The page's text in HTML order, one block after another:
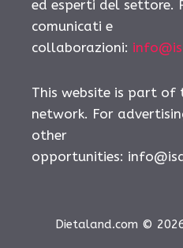
ed esperti del settore.
comunicati e
collaborazioni:
This website is part of
network. For
other
opportunities:
Dietaland.com ©